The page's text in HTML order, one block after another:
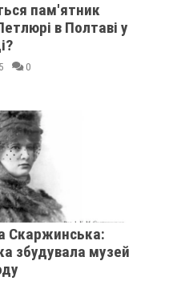
пам'ятник
в Полтаві у
0
Скаржинська:
збудувала музей